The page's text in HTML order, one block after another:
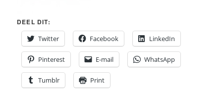
DEEL DIT:
Twitter
Facebook LinkedIn
Pinterest E-mail WhatsApp
Tumblr Print